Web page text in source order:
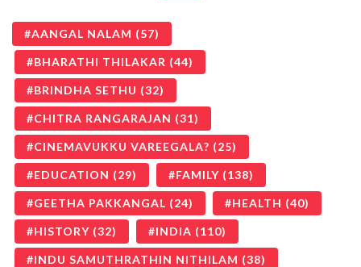
AANGAL NALAM (57)
BHARATHI THILAKAR (44)
BRINDHA SETHU (32)
CHITRA RANGARAJAN (31)
CINEMAVUKKU VAREEGALA? (25)
EDUCATION (29) FAMILY (138)
GEETHA PAKKANGAL (24) HEALTH (40)
HISTORY (32) INDIA (110)
INDU SAMUTHRATHIN NITHILAM (38)